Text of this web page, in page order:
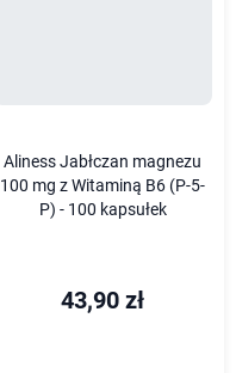
Aliness Jabłczan magnezu
100 mg z Witaminą B6 (P-5-
P) - 100 kapsułek
43,90 zł